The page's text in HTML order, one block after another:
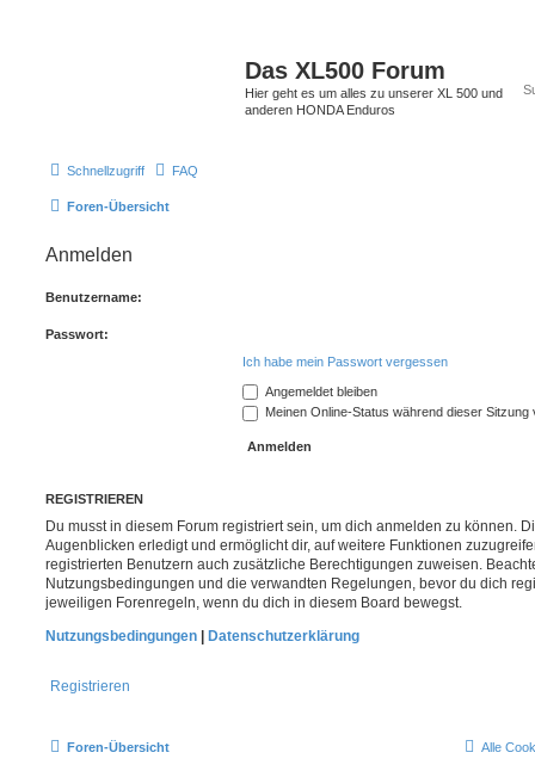
Das XL500 Forum
Hier geht es um alles zu unserer XL 500 und
anderen HONDA Enduros
Schnellzugriff FAQ
Foren-Übersicht
Anmelden
Benutzername:
Passwort:
Ich habe mein Passwort vergessen
Angemeldet bleiben
Meinen Online-Status während dieser Sitzung
REGISTRIEREN
Du musst in diesem Forum registriert sein, um dich anmelden zu können.
Augenblicken erledigt und ermöglicht dir, auf weitere Funktionen
registrierten Benutzern auch zusätzliche Berechtigungen zuweisen.
Nutzungsbedingungen und die verwandten Regelungen, bevor du dich
jeweiligen Forenregeln, wenn du dich in diesem Board bewegst.
Nutzungsbedingungen
Datenschutzerklärung
Registrieren
Foren-Übersicht Alle